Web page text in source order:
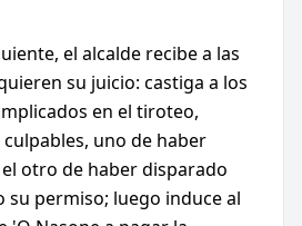
el alcalde recibe a las
su juicio: castiga a los
en el tiroteo,
uno de haber
otro de haber disparado
permiso; luego induce al